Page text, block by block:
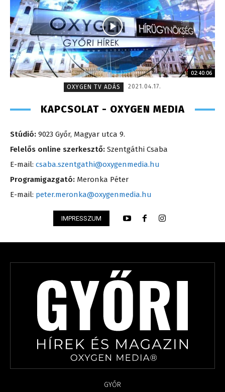
02:40:06
OXYGEN TV ADÁS
2021.04.17.
KAPCSOLAT - OXYGEN MEDIA
Stúdió: 9023 Győr, Magyar utca 9.
Felelős online szerkesztő: Szentgáthi Csaba
E-mail: csaba.szentgathi@oxygenmedia.hu
Programigazgató: Meronka Péter
E-mail: peter.meronka@oxygenmedia.hu
IMPRESSZUM
GYŐR